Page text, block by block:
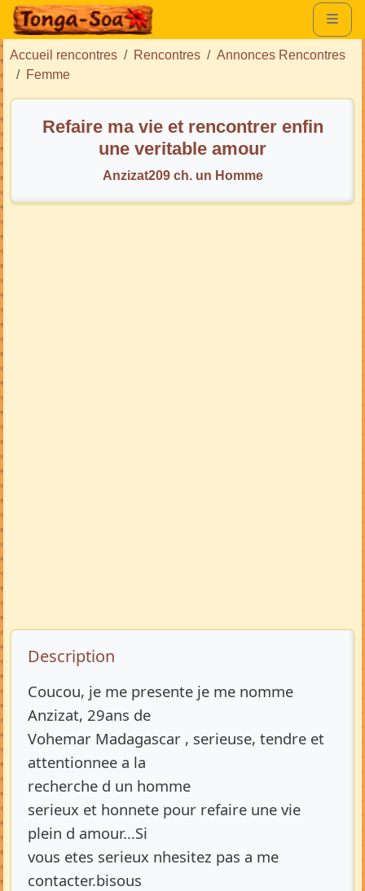
Accueil rencontres Rencontres
Annonces Rencontres
Femme
Refaire ma vie et rencontrer enfin
une veritable amour
Anzizat209 ch. un Homme
Description de l’annonce
Description
Coucou, je me presente je me nomme
Anzizat, 29ans de
Vohemar Madagascar , serieuse, tendre et
attentionnee a la
recherche d un homme
serieux et honnete pour refaire une vie
plein d amour...Si
vous etes serieux nhesitez pas a me
contacter.bisous